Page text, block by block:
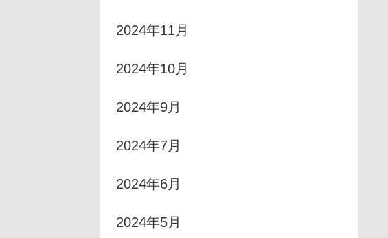
2024年11月
2024年10月
2024年9月
2024年7月
2024年6月
2024年5月